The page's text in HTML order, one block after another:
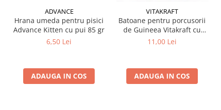
ADVANCE
Hrana umeda pentru pisici
Advance Kitten cu pui 85 gr
6,50 Lei
ADAUGA IN COS
VITAKRAFT
Batoane pentru porcusorii
de Guineea Vitakraft cu
struguri & nuci 2 buc
11,00 Lei
ADAUGA IN COS